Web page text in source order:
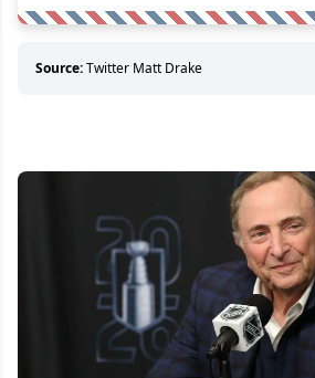
Source:Twitter Matt Drake